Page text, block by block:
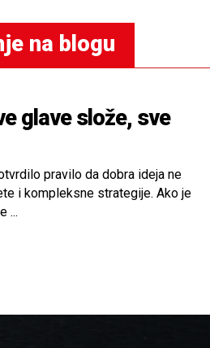
na blogu
glave slože, sve
pravilo da dobra ideja ne
i kompleksne strategije. Ako je
...